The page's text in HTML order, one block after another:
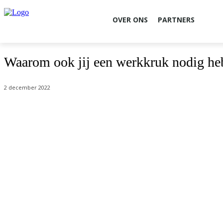
OVER ONS PARTNERS
Waarom ook jij een werkkruk nodig
2 december 2022